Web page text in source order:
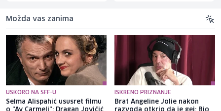
Možda vas zanima
USKORO NA SFF-U
Selma Alispahić ususret filmu
o "Ay Carmeli": Dragan Jovičić
ISKRENO PRIZNANJE
Brat Angeline Jolie nakon
razvoda otkrio da je gej: Bio